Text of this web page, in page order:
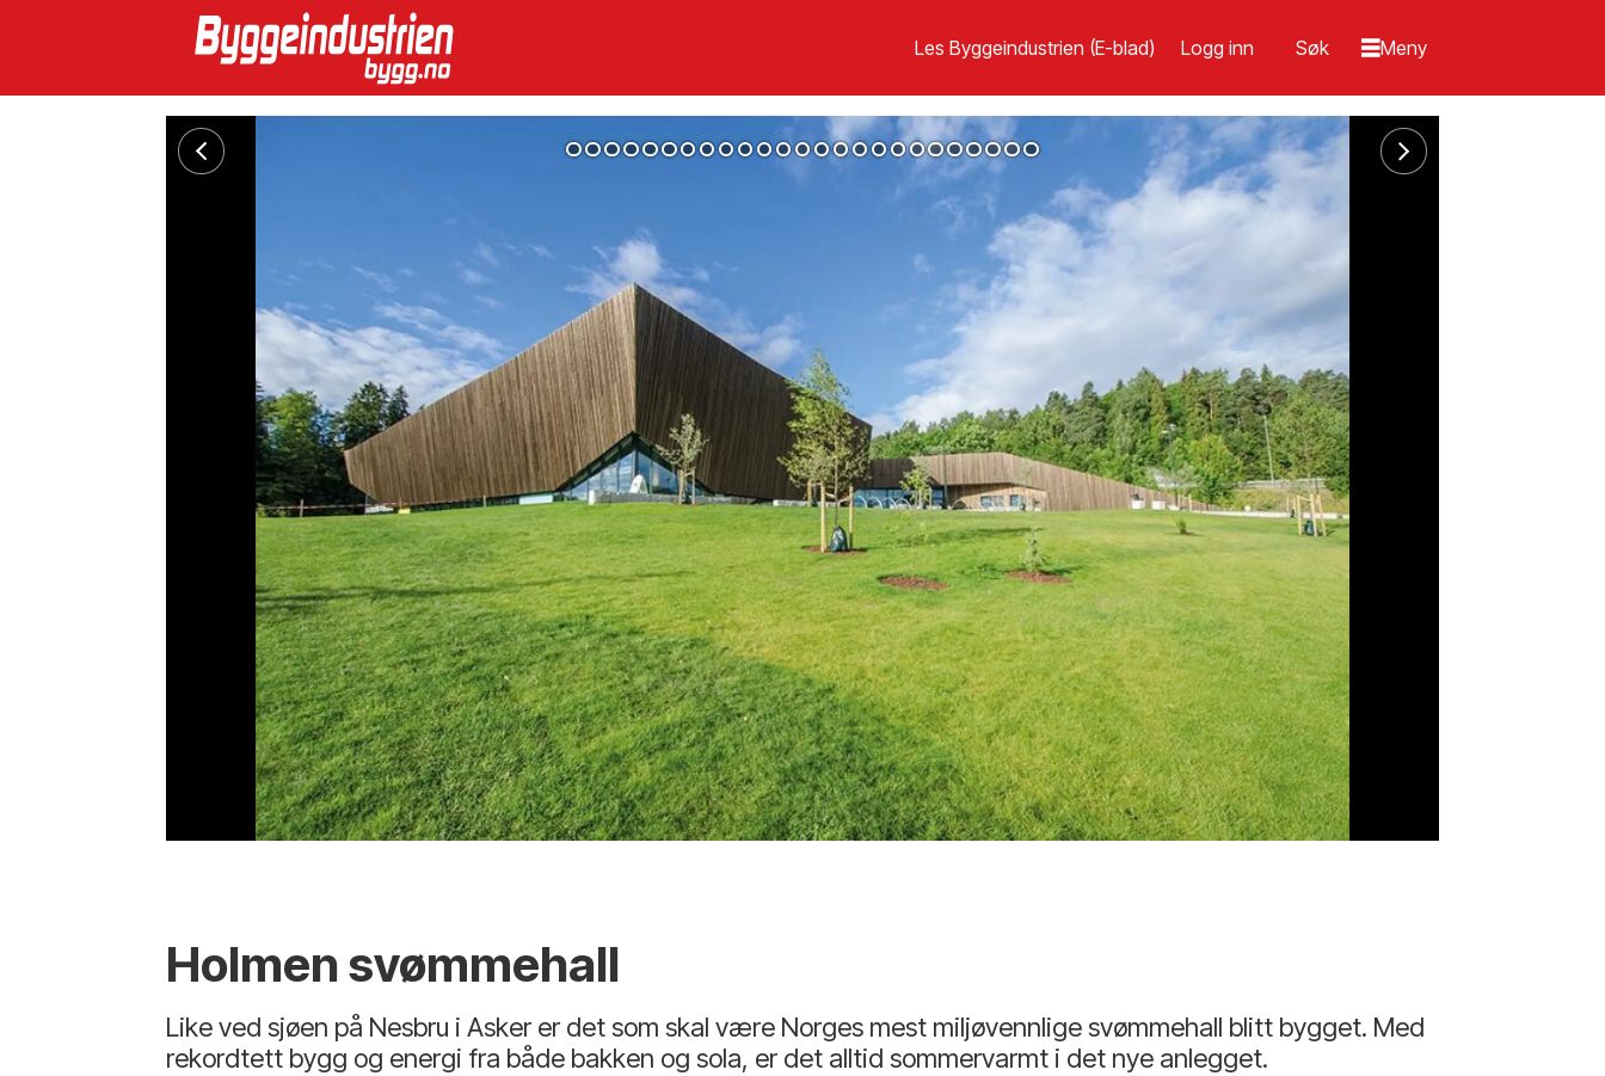
Les Byggeindustrien (E-blad) Logg inn
Holmen svømmehall
Like ved sjøen på Nesbru i Asker er det som skal være Norges mest miljøvennlige svømmehall blitt bygget. Med
rekordtett bygg og energi fra både bakken og sola, er det alltid sommervarmt i det nye anlegget.